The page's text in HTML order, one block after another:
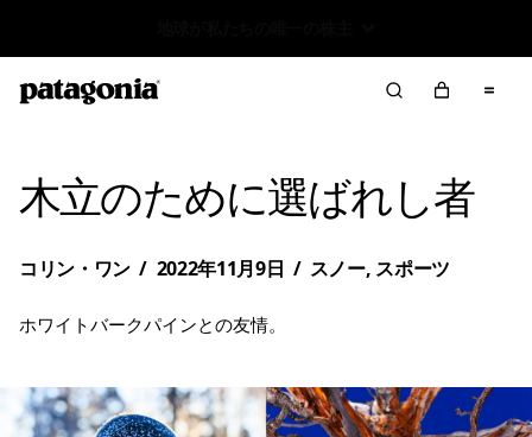
木立のために選ばれし者
コリン・ワン / 2022年11月9日 / スノー, スポーツ
ホワイトバークパインとの友情。